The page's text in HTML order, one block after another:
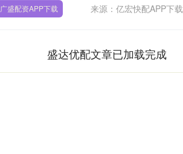
广盛配资APP下载 来源：亿宏快配APP下载
盛达优配文章已加载完成